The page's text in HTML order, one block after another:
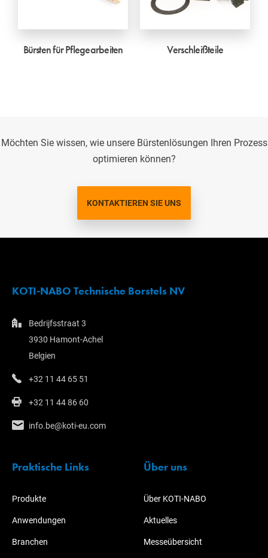
Bürsten für Pflegearbeiten Verschleißteile
Möchten Sie wissen, wie unsere Bürstenlösungen Ihren Prozess
optimieren können?
KONTAKTIEREN SIE UNS
KOTI-NABO Technische Borstels NV
Bedrijfsstraat 3
3930 Hamont-Achel
Belgien
+32 11 44 65 51
+32 11 44 86 60
info.be@koti-eu.com
Praktische Links
Produkte
Anwendungen
Branchen
Über uns
Über KOTI-NABO
Aktuelles
Messeübersicht